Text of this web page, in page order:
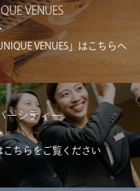
VENUES
VENUES」はこちらへ
ーシティー
ちらをご覧ください